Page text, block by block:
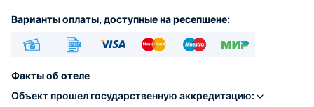
Варианты оплаты, доступные на ресепшене:
Факты об отеле
Объект прошел государственную аккредитацию: